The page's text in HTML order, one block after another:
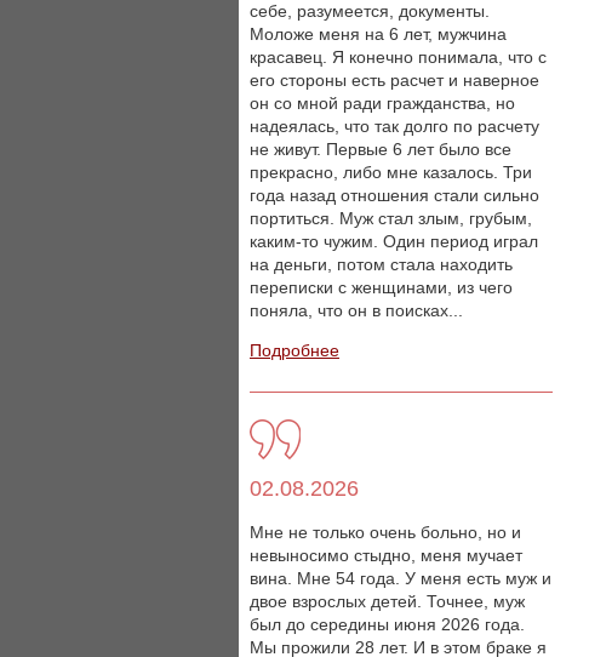
себе, разумеется, документы.
Моложе меня на 6 лет, мужчина
красавец. Я конечно понимала, что с
его стороны есть расчет и наверное
он со мной ради гражданства, но
надеялась, что так долго по расчету
не живут. Первые 6 лет было все
прекрасно, либо мне казалось. Три
года назад отношения стали сильно
портиться. Муж стал злым, грубым,
каким-то чужим. Один период играл
на деньги, потом стала находить
переписки с женщинами, из чего
поняла, что он в поисках...
Подробнее
02.08.2026
Мне не только очень больно, но и
невыносимо стыдно, меня мучает
вина. Мне 54 года. У меня есть муж и
двое взрослых детей. Точнее, муж
был до середины июня 2026 года.
Мы прожили 28 лет. И в этом браке я